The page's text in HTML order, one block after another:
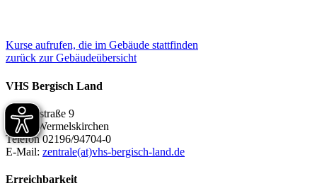
Kurse aufrufen, die im Gebäude stattfinden
zurück zur Gebäudeübersicht
VHS Bergisch Land
Schillerstraße 9
42929 Wermelskirchen
Telefon 02196/94704-0
E-Mail: zentrale(at)vhs-bergisch-land.de
Erreichbarkeit